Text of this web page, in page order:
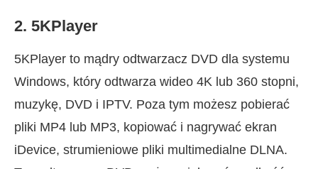
2. 5KPlayer
5KPlayer to mądry odtwarzacz DVD dla systemu
Windows, który odtwarza wideo 4K lub 360 stopni,
muzykę, DVD i IPTV. Poza tym możesz pobierać
pliki MP4 lub MP3, kopiować i nagrywać ekran
iDevice, strumieniowe pliki multimedialne DLNA.